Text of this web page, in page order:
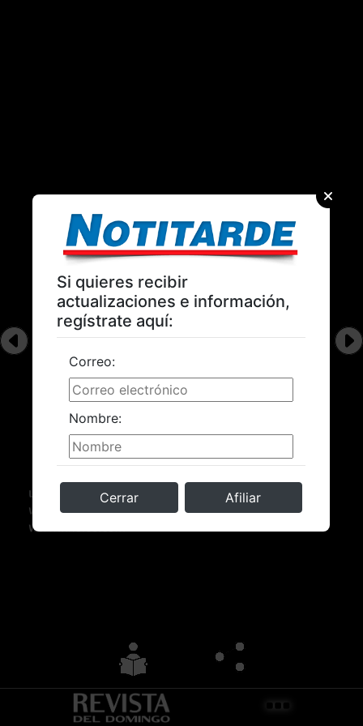
Si quieres recibir
actualizaciones e información,
regístrate aquí:
Nombre:
Correo:
Cerrar Afiliar